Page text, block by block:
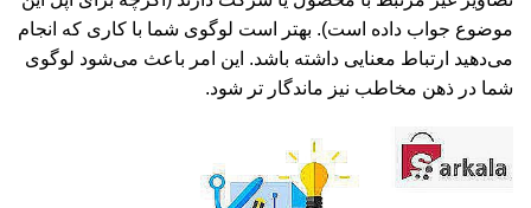
موضوع جواب داده است). بهتر است لوگوی شما با کاری که انجام
می‌دهید ارتباط معنایی داشته باشد. این امر باعث می‌شود لوگوی
شما در ذهن مخاطب نیز ماندگار تر شود.